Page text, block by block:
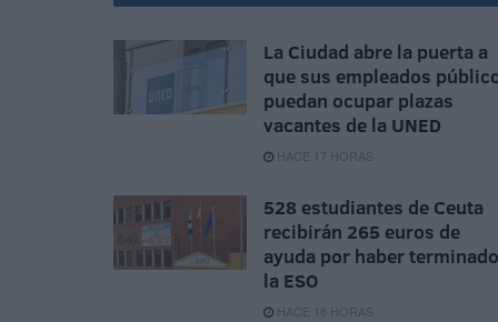
La Ciudad abre la puerta a
que sus empleados
puedan ocupar plazas
vacantes de la UNED
HACE 17 HORAS
528 estudiantes de Ceuta
recibirán 265 euros de
ayuda por haber terminado
la ESO
HACE 18 HORAS